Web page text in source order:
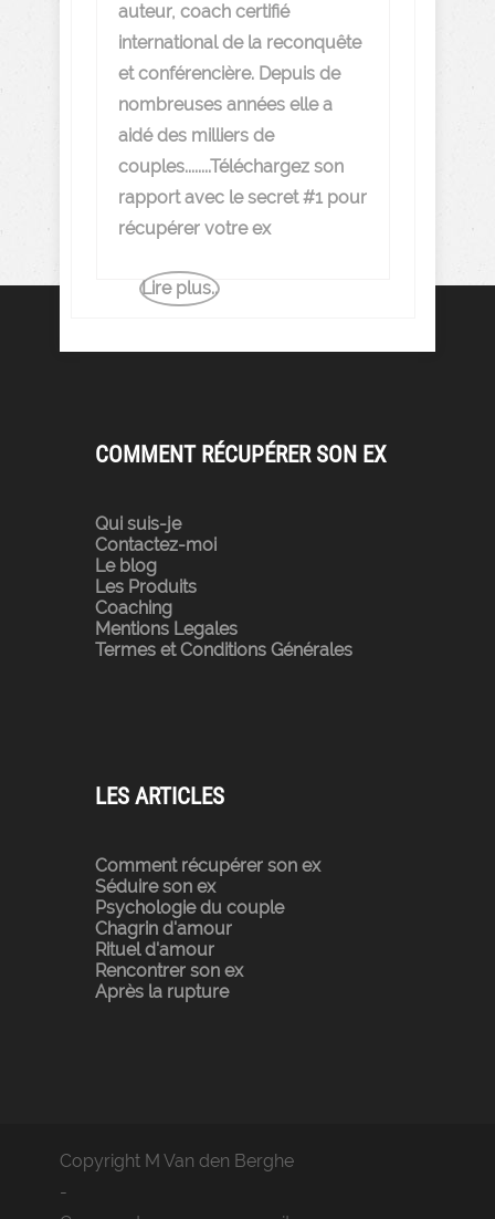
auteur, coach certifié
international de la reconquête
et conférencière. Depuis de
nombreuses années elle a
aidé des milliers de
couples........Téléchargez son
rapport avec le secret #1 pour
récupérer votre ex
Lire plus..
COMMENT RÉCUPÉRER SON EX
Qui suis-je
Contactez-moi
Le blog
Les Produits
Coaching
Mentions Legales
Termes et Conditions Générales
LES ARTICLES
Comment récupérer son ex
Séduire son ex
Psychologie du couple
Chagrin d'amour
Rituel d'amour
Rencontrer son ex
Après la rupture
Copyright M Van den Berghe
-